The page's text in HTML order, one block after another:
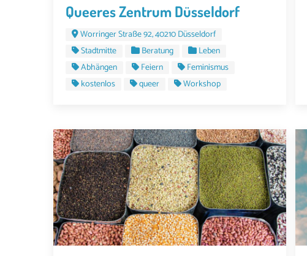
Queeres Zentrum Düsseldorf
Worringer Straße 92, 40210 Düsseldorf
Stadtmitte
Beratung
Leben
Abhängen
Feiern
Feminismus
kostenlos
queer Workshop